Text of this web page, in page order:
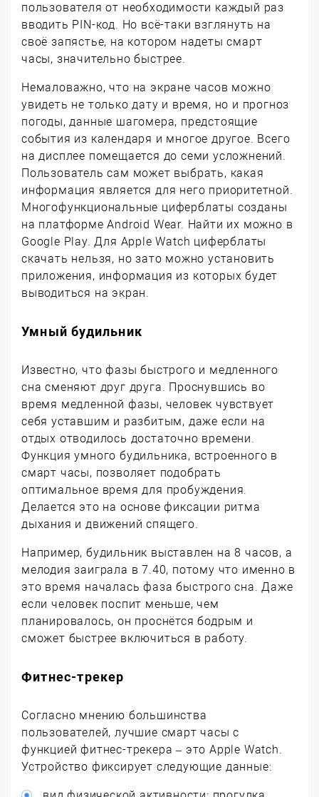
пользователя от необходимости каждый раз
вводить PIN-код. Но всё-таки взглянуть на
своё запястье, на котором надеты смарт
часы, значительно быстрее.
Немаловажно, что на экране часов можно
увидеть не только дату и время, но и прогноз
погоды, данные шагомера, предстоящие
события из календаря и многое другое. Всего
на дисплее помещается до семи усложнений.
Пользователь сам может выбрать, какая
информация является для него приоритетной.
Многофункциональные циферблаты созданы
на платформе Android Wear. Найти их можно в
Google Play. Для Apple Watch циферблаты
скачать нельзя, но зато можно установить
приложения, информация из которых будет
выводиться на экран.
Умный будильник
Известно, что фазы быстрого и медленного
сна сменяют друг друга. Проснувшись во
время медленной фазы, человек чувствует
себя уставшим и разбитым, даже если на
отдых отводилось достаточно времени.
Функция умного будильника, встроенного в
смарт часы, позволяет подобрать
оптимальное время для пробуждения.
Делается это на основе фиксации ритма
дыхания и движений спящего.
Например, будильник выставлен на 8 часов, а
мелодия заиграла в 7.40, потому что именно в
это время началась фаза быстрого сна. Даже
если человек поспит меньше, чем
планировалось, он проснётся бодрым и
сможет быстрее включиться в работу.
Фитнес-трекер
Согласно мнению большинства
пользователей, лучшие смарт часы с
функцией фитнес-трекера – это Apple Watch.
Устройство фиксирует следующие данные: